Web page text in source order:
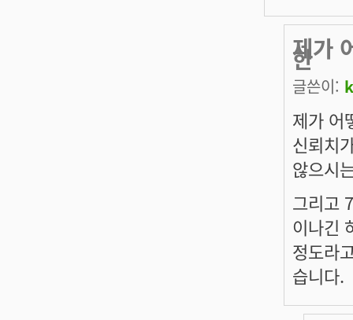
제가
한
글쓴이:
제가 어
신뢰치
않으시
그리고
이나긴
정도라
습니다.